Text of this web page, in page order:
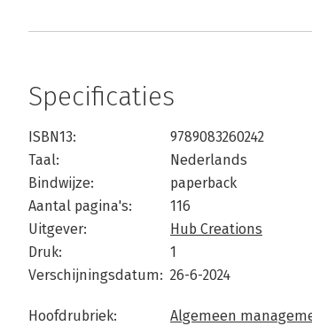
Specificaties
ISBN13:
9789083260242
Taal:
Nederlands
Bindwijze:
paperback
Aantal pagina's:
116
Uitgever:
Hub Creations
Druk:
1
Verschijningsdatum: 26-6-2024
Hoofdrubriek: Algemeen